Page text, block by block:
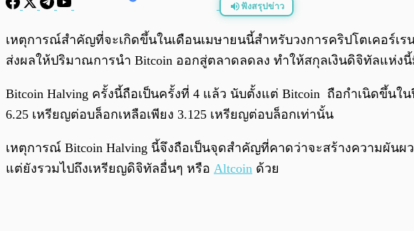
ฟังสรุปข่าว
พร้อมเล่น
เหตุการณ์สำคัญที่จะเกิดขึ้นในเดือนเมษายนนี้สำหรับวงการคริปโตเคอร์เ
ส่งผลให้ปริมาณการนำ Bitcoin ออกสู่ตลาดลดลง ทำให้สกุลเงินดิจิทัลแห่
Bitcoin Halving ครั้งนี้ถือเป็นครั้งที่ 4 แล้ว นับตั้งแต่ Bitcoin ถือกำเนิดขึ้น
6.25 เหรียญต่อบล็อกเหลือเพียง 3.125 เหรียญต่อบล็อกเท่านั้น
เหตุการณ์ Bitcoin Halving นี้จึงถือเป็นจุดสำคัญที่คาดว่าจะสร้างความผัน
แต่ยังรวมไปถึงเหรียญดิจิทัลอื่นๆ หรือ Altcoin ด้วย